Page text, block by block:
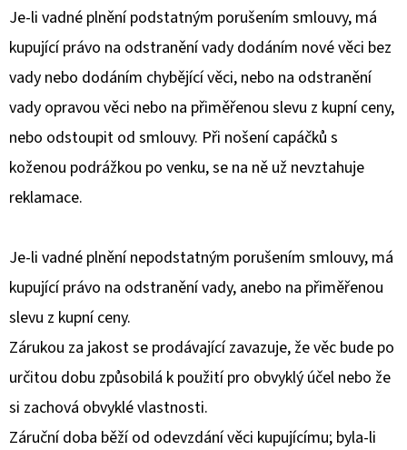
Je-li vadné plnění podstatným porušením smlouvy, má
kupující právo na odstranění vady dodáním nové věci bez
vady nebo dodáním chybějící věci, nebo na odstranění
vady opravou věci nebo na přiměřenou slevu z kupní ceny,
nebo odstoupit od smlouvy. Při nošení capáčků s
koženou podrážkou po venku, se na ně už nevztahuje
reklamace.
Je-li vadné plnění nepodstatným porušením smlouvy, má
kupující právo na odstranění vady, anebo na přiměřenou
slevu z kupní ceny.
Zárukou za jakost se prodávající zavazuje, že věc bude po
určitou dobu způsobilá k použití pro obvyklý účel nebo že
si zachová obvyklé vlastnosti.
Záruční doba běží od odevzdání věci kupujícímu; byla-li